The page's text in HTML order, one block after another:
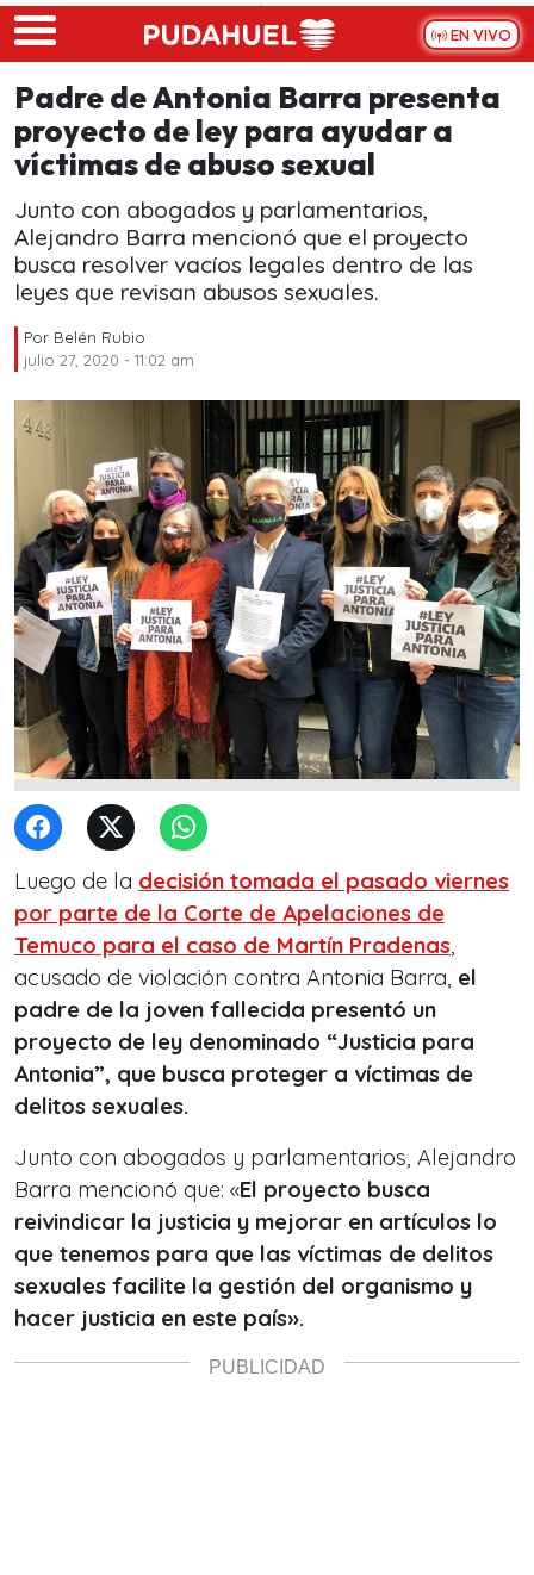
Skip to main content
EN VIVO
Padre de Antonia Barra presenta
proyecto de ley para ayudar a
víctimas de abuso sexual
Junto con abogados y parlamentarios,
Alejandro Barra mencionó que el proyecto
busca resolver vacíos legales dentro de las
leyes que revisan abusos sexuales.
Por Belén Rubio
julio 27, 2020 - 11:02 am
Luego de la decisión tomada el pasado viernes
por parte de la Corte de Apelaciones de
Temuco para el caso de Martín Pradenas
acusado de violación contra Antonia Barra, el
padre de la joven fallecida presentó un
proyecto de ley denominado “Justicia para
Antonia”, que busca proteger a víctimas de
delitos sexuales.
Junto con abogados y parlamentarios, Alejandro
Barra mencionó que: «El proyecto busca
reivindicar la justicia y mejorar en artículos lo
que tenemos para que las víctimas de delitos
sexuales facilite la gestión del organismo y
hacer justicia en este país».